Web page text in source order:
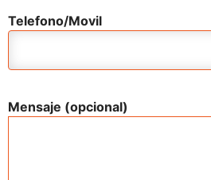
Telefono/Movil
Mensaje (opcional)